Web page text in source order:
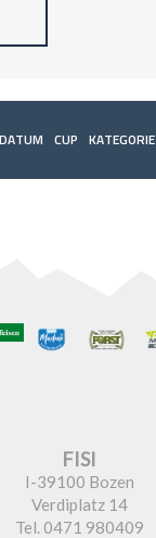
DATUM CUP KATEGORIE
FISI
I-39100 Bozen
Verdiplatz 14
Tel. 0471 980409